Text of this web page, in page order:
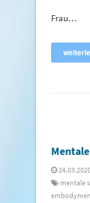
Frau…
mentale